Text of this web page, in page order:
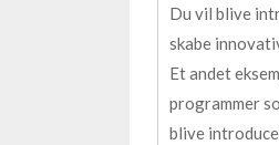
Du vil blive
skabe
Et andet
programmer
blive